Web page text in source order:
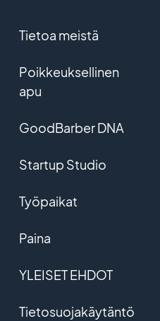
Tietoa meistä
Poikkeuksellinen
apu
GoodBarber DNA
Startup Studio
Työpaikat
Paina
YLEISET EHDOT
Tietosuojakäytäntö